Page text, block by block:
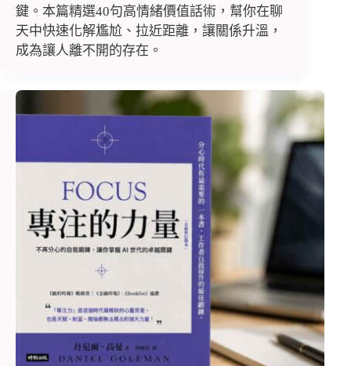
鍵。本篇精選40句高情緒價值話術，幫你在聊
天中快速化解尷尬、拉近距離，讓關係升溫，
成為讓人離不開的存在。